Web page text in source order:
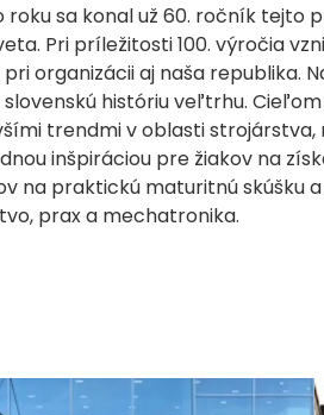
sa konal už 60. ročník tejto
Pri príležitosti 100. výročia
pri organizácii aj naša republika.
históriu veľtrhu.
trendmi v oblasti strojárstva,
inšpiráciou pre žiakov na
na praktickú maturitnú skúšku
prax a mechatronika.